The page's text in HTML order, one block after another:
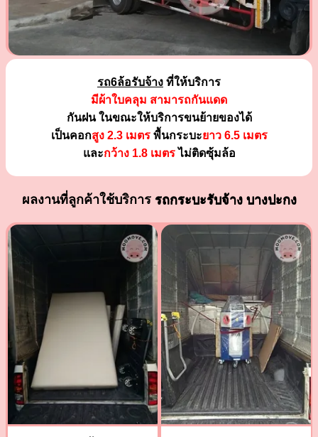
รถ6ล้อรับจ้าง ที่ให้บริการ
มีผ้าใบคลุม สามารถกันแดด
กันฝน ในขณะให้บริการขนย้ายของได้
เป็นคอกสูง 2.3 เมตรพื้นกระบะยาว 6.5 เมตร
และกว้าง 1.8 เมตรไม่ติดซุ้มล้อ
ผลงานที่ลูกค้าใช้บริการ รถกระบะรับจ้าง บางปะกง